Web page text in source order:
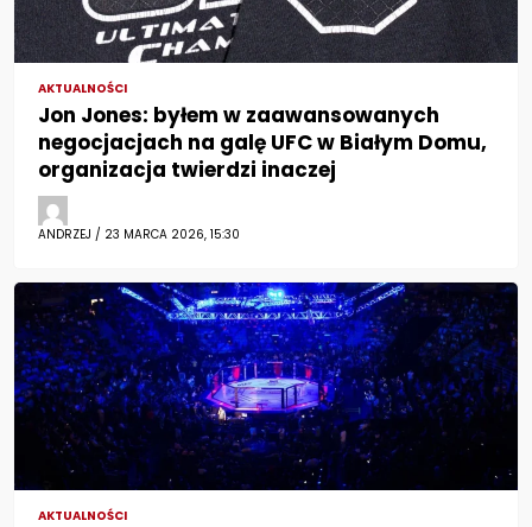
AKTUALNOŚCI
Jon Jones: byłem w zaawansowanych
negocjacjach na galę UFC w Białym Domu,
organizacja twierdzi inaczej
ANDRZEJ / 23 MARCA 2026, 15:30
AKTUALNOŚCI